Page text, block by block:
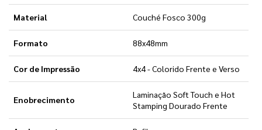
Material Couché Fosco 300g
Formato 88x48mm
Cor de Impressão 4x4 - Colorido Frente e Verso
Enobrecimento
Laminação Soft Touch e Hot
Stamping Dourado Frente